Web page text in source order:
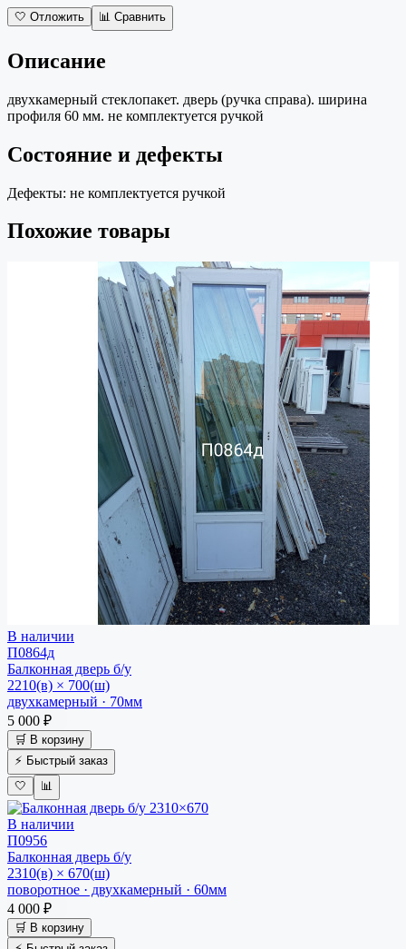
🤍 Отложить 📊 Сравнить
Описание
двухкамерный стеклопакет. дверь (ручка справа). ширина
профиля 60 мм. не комплектуется ручкой
Состояние и дефекты
Дефекты: не комплектуется ручкой
Похожие товары
В наличии
П0864д
Балконная дверь б/у
2210(в) × 700(ш)
двухкамерный · 70мм
5 000 ₽
🛒 В корзину
⚡ Быстрый заказ
🤍
📊
В наличии
П0956
Балконная дверь б/у
2310(в) × 670(ш)
поворотное · двухкамерный · 60мм
4 000 ₽
🛒 В корзину